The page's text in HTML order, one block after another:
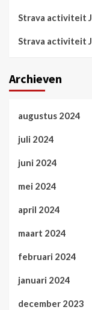
Strava activiteit
Strava activiteit
Archieven
augustus 2024
juli 2024
juni 2024
mei 2024
april 2024
maart 2024
februari 2024
januari 2024
december 2023